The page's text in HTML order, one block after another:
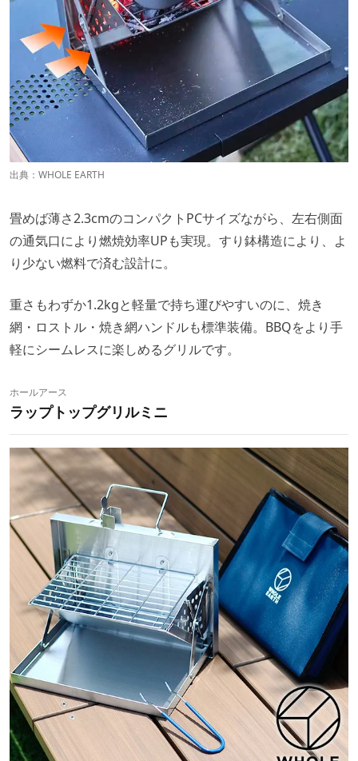
出典： WHOLE EARTH
畳めば薄さ2.3cmのコンパクトPCサイズながら、左右側面
の通気口により燃焼効率UPも実現。すり鉢構造により、よ
り少ない燃料で済む設計に。
重さもわずか1.2kgと軽量で持ち運びやすいのに、焼き
網・ロストル・焼き網ハンドルも標準装備。BBQをより手
軽にシームレスに楽しめるグリルです。
ホールアース
ラップトップグリルミニ